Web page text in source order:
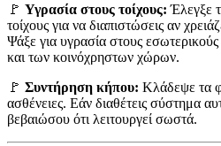
🚩 Υγρασία στους τοίχους: Έλεγξε
τοίχους για να διαπιστώσεις αν
Ψάξε για υγρασία στους
και των κοινόχρηστων χώρων.
🚩 Συντήρηση κήπου: Κλάδεψε τα
ασθένειες. Εάν διαθέτεις σύστημα
βεβαιώσου ότι λειτουργεί σωστά.